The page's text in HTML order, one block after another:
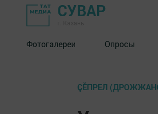
СУВАР
Фотогалереи Опросы
ÇĔПРЕЛ